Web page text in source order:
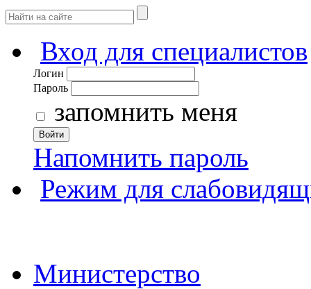
Вход для специалистов
Логин
Пароль
запомнить меня
Войти
Напомнить пароль
Режим для
Министерство